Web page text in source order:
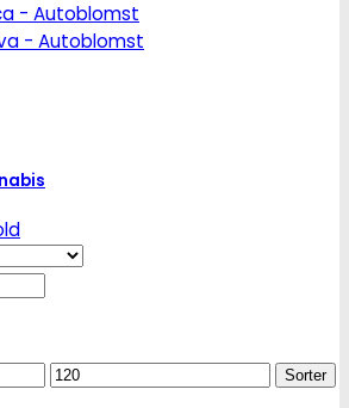
- Autoblomst
- Autoblomst
Maks.
Sorter